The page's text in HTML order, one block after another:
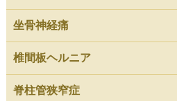
坐骨神経痛
椎間板ヘルニア
脊柱管狭窄症